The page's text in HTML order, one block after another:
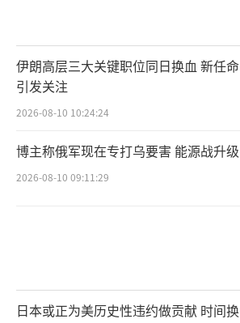
伊朗高层三大关键职位同日换血 新任命
引发关注
2026-08-10 10:24:24
博主称俄军现在专打乌要害 能源战升级
2026-08-10 09:11:29
日本或正为美历史性违约做贡献 时间换